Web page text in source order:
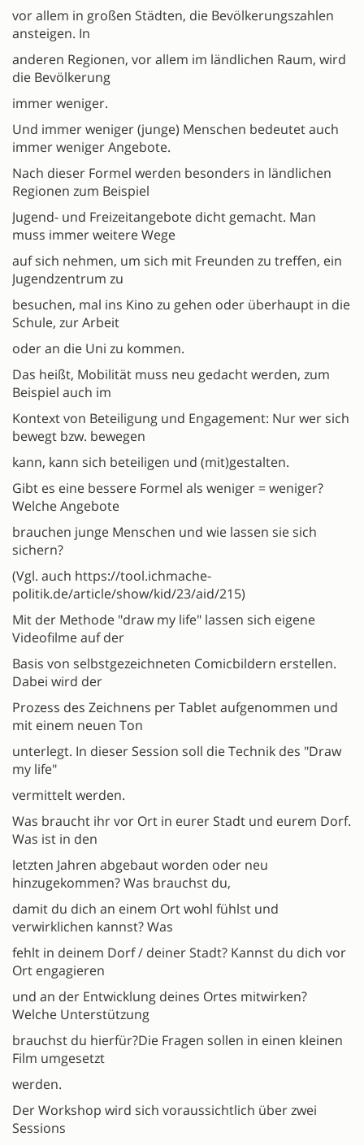
vor allem in großen Städten, die Bevölkerungszahlen
ansteigen. In
anderen Regionen, vor allem im ländlichen Raum, wird
die Bevölkerung
immer weniger.
Und immer weniger (junge) Menschen bedeutet auch
immer weniger Angebote.
Nach dieser Formel werden besonders in ländlichen
Regionen zum Beispiel
Jugend- und Freizeitangebote dicht gemacht. Man
muss immer weitere Wege
auf sich nehmen, um sich mit Freunden zu treffen, ein
Jugendzentrum zu
besuchen, mal ins Kino zu gehen oder überhaupt in die
Schule, zur Arbeit
oder an die Uni zu kommen.
Das heißt, Mobilität muss neu gedacht werden, zum
Beispiel auch im
Kontext von Beteiligung und Engagement: Nur wer sich
bewegt bzw. bewegen
kann, kann sich beteiligen und (mit)gestalten.
Gibt es eine bessere Formel als weniger = weniger?
Welche Angebote
brauchen junge Menschen und wie lassen sie sich
sichern?
(Vgl. auch https://tool.ichmache-
politik.de/article/show/kid/23/aid/215)
Mit der Methode "draw my life" lassen sich eigene
Videofilme auf der
Basis von selbstgezeichneten Comicbildern erstellen.
Dabei wird der
Prozess des Zeichnens per Tablet aufgenommen und
mit einem neuen Ton
unterlegt. In dieser Session soll die Technik des "Draw
my life"
vermittelt werden.
Was braucht ihr vor Ort in eurer Stadt und eurem Dorf.
Was ist in den
letzten Jahren abgebaut worden oder neu
hinzugekommen? Was brauchst du,
damit du dich an einem Ort wohl fühlst und
verwirklichen kannst? Was
fehlt in deinem Dorf / deiner Stadt? Kannst du dich vor
Ort engagieren
und an der Entwicklung deines Ortes mitwirken?
Welche Unterstützung
brauchst du hierfür?Die Fragen sollen in einen kleinen
Film umgesetzt
werden.
Der Workshop wird sich voraussichtlich über zwei
Sessions